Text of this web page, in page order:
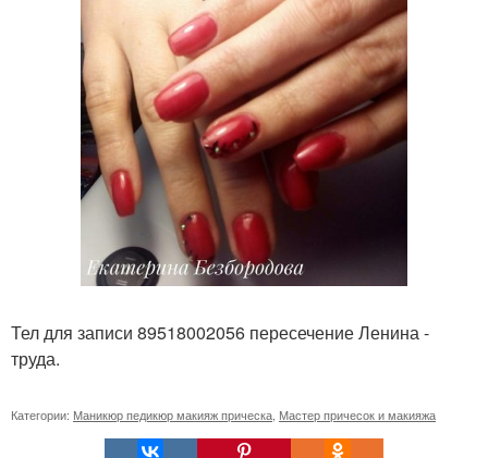
Тел для записи 89518002056 пересечение Ленина -
труда.
Категории: Маникюр педикюр макияж прическа Мастер причесок и макияжа